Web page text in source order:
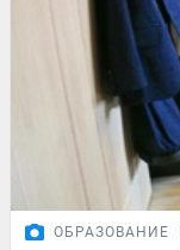
ОБРАЗОВАНИЕ